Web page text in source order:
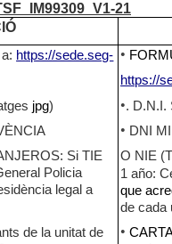
21
https://sede.seg- •
https://
jpg) •. D.N.I.
• DNI
Si TIE
Policia
legal a
O NIE
1 año:
que
de cada
de la unitat de
•